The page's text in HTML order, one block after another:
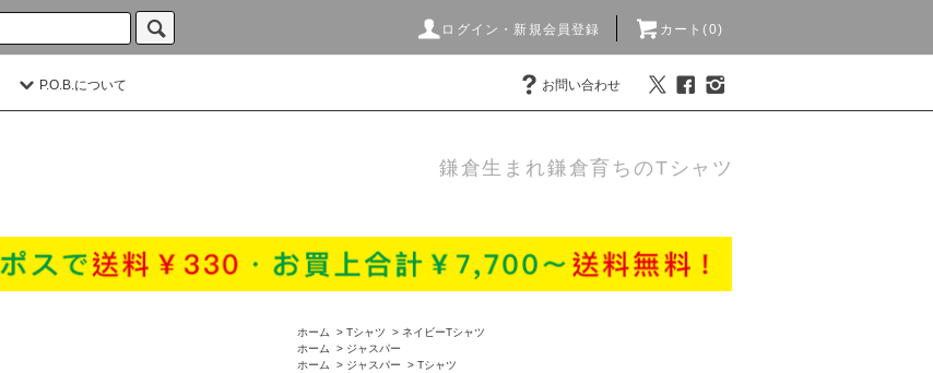
ログイン・新規会員登録 カート(0)
P.O.B.について お問い合わせ
鎌倉生まれ鎌倉育ちのTシャツ
ホーム > Tシャツ > ネイビーTシャツ
ホーム
> ジャスパー
ホーム
> ジャスパー > Tシャツ